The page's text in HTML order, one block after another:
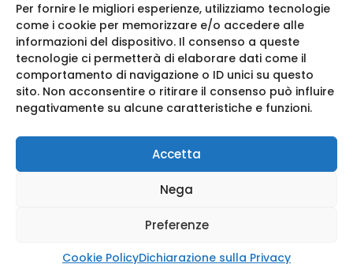
Per fornire le migliori esperienze, utilizziamo tecnologie
come i cookie per memorizzare e/o accedere alle
informazioni del dispositivo. Il consenso a queste
tecnologie ci permetterà di elaborare dati come il
comportamento di navigazione o ID unici su questo
sito. Non acconsentire o ritirare il consenso può influire
negativamente su alcune caratteristiche e funzioni.
Accetta
Nega
Preferenze
Cookie PolicyDichiarazione sulla Privacy
Seguici anche su:
© 2016 Web Agency Milano - WEB REVOLUTION MILANO
SRLS. All Rights Reserved.
enzia Web Milano
ati